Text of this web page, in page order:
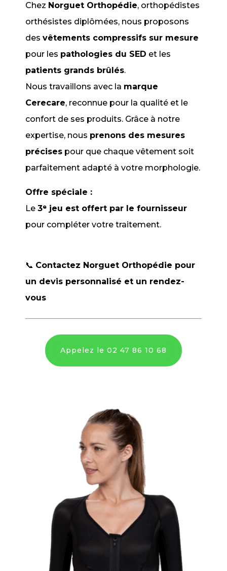
Chez Norguet Orthopédie, orthopédistes
orthésistes diplômées, nous proposons
des vêtements compressifs sur mesure
pour les pathologies du SED et les
patients grands brûlés.
Nous travaillons avec la marque
Cerecare, reconnue pour la qualité et le
confort de ses produits. Grâce à notre
expertise, nous prenons des mesures
précises pour que chaque vêtement soit
parfaitement adapté à votre morphologie.
Offre spéciale :
Le 3ᵉ jeu est offert par le fournisseur
pour compléter votre traitement.
📞 Contactez Norguet Orthopédie pour
un devis personnalisé et un rendez-
vous
Appelez le 02 47 86 10 68